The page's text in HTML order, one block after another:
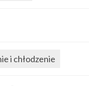
i chłodzenie